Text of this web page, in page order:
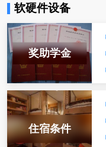
软硬件设备
奖助学金
住宿条件